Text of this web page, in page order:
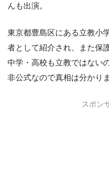
んも出演。
東京都豊島区にある立教小
者として紹介され、また保
中学・高校も立教ではない
非公式なので真相は分かり
スポン